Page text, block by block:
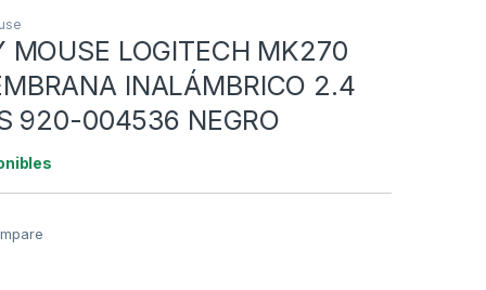
MOUSE LOGITECH MK270
INALÁMBRICO 2.4
920-004536 NEGRO